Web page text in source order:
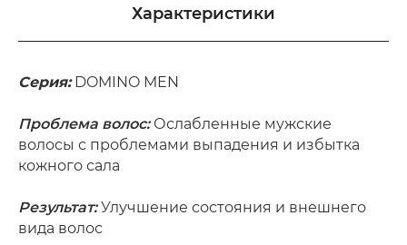
Характеристики
Серия:DOMINO MEN
Проблема волос: Ослабленные мужские
волосы с проблемами выпадения и избытка
кожного сала
Результат:Улучшение состояния и внешнего
вида волос